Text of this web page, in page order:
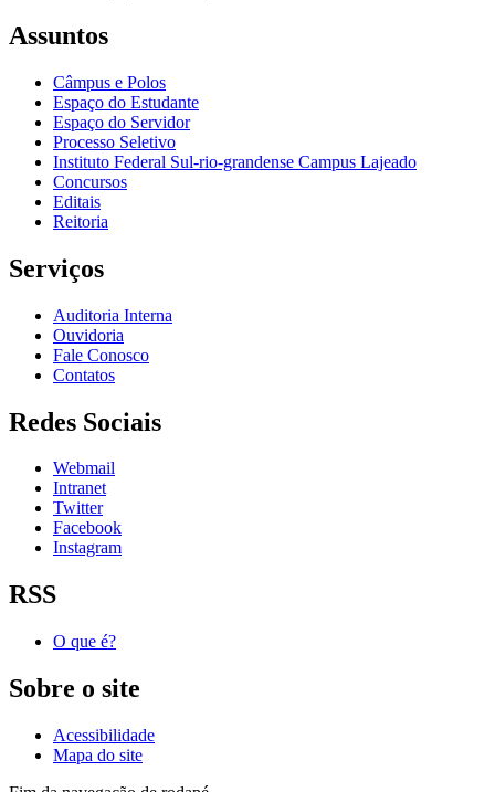
Assuntos
Câmpus e Polos
Espaço do Estudante
Espaço do Servidor
Processo Seletivo
Instituto Federal Sul-rio-grandense Campus Lajeado
Concursos
Editais
Reitoria
Serviços
Auditoria Interna
Ouvidoria
Fale Conosco
Contatos
Redes Sociais
Webmail
Intranet
Twitter
Facebook
Instagram
RSS
O que é?
Sobre o site
Acessibilidade
Mapa do site